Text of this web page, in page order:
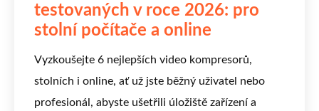
testovaných v roce 2026: pro
stolní počítače a online
Vyzkoušejte 6 nejlepších video kompresorů,
stolních i online, ať už jste běžný uživatel nebo
profesionál, abyste ušetřili úložiště zařízení a